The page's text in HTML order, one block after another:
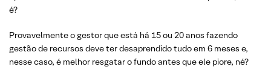
é?
Provavelmente o gestor que está há 15 ou 20 anos fazendo
gestão de recursos deve ter desaprendido tudo em 6 meses e,
nesse caso, é melhor resgatar o fundo antes que ele piore, né?